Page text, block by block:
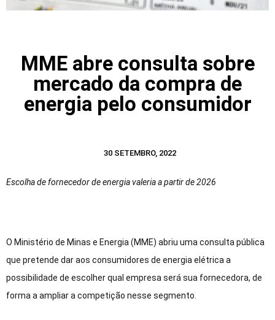
MME abre consulta sobre
mercado da compra de
energia pelo consumidor
30 SETEMBRO, 2022
Escolha de fornecedor de energia valeria a partir de 2026
O Ministério de Minas e Energia (MME) abriu uma consulta pública
que pretende dar aos consumidores de energia elétrica a
possibilidade de escolher qual empresa será sua fornecedora, de
forma a ampliar a competição nesse segmento.